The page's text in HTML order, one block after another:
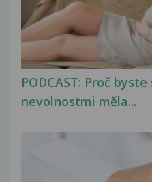
PODCAST: Proč
nevolnostmi měla...